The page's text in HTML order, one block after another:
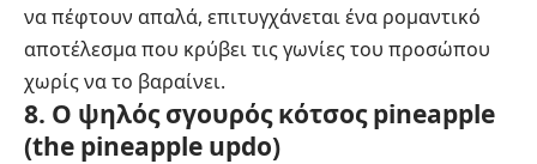
να πέφτουν απαλά, επιτυγχάνεται ένα ρομαντικό
αποτέλεσμα που κρύβει τις γωνίες του προσώπου
χωρίς να το βαραίνει.
8. Ο ψηλός σγουρός κότσος pineapple
(the pineapple updo)